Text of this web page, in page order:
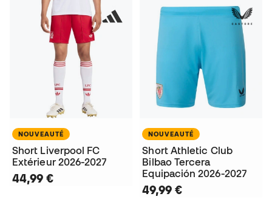
NOUVEAUTÉ
Short Liverpool FC
Extérieur 2026-2027
44,99 €
NOUVEAUTÉ
Short Athletic Club
Bilbao Tercera
Equipación 2026-2027
49,99 €